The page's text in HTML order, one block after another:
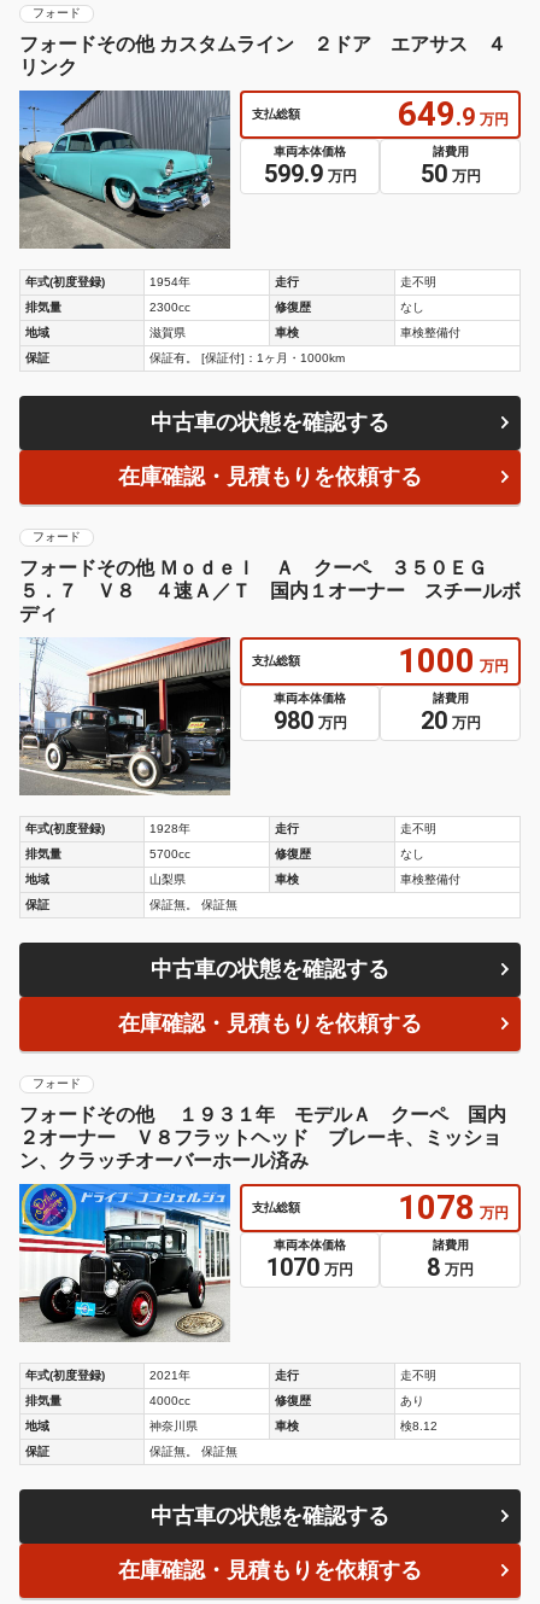
フォード
フォードその他 カスタムライン ２ドア エアサス ４
リンク
支払総額 649.9 万円
車両本体価格
599.9 万円
諸費用
50 万円
年式(初度登録) 1954年 走行
走不明
排気量
2300cc 修復歴
なし
地域
滋賀県 車検
車検整備付
保証
保証有。 [保証付]：1ヶ月・1000km
中古車の状態を確認する
在庫確認・見積もりを依頼する
フォード
フォードその他 Ｍｏｄｅｌ Ａ クーペ ３５０ＥＧ
５．７ Ｖ８ ４速Ａ／Ｔ 国内１オーナー スチールボ
ディ
支払総額 1000 万円
車両本体価格
980 万円
諸費用
20 万円
年式(初度登録) 1928年 走行
走不明
排気量
5700cc 修復歴
なし
地域
山梨県 車検
車検整備付
保証
保証無。 保証無
中古車の状態を確認する
在庫確認・見積もりを依頼する
フォード
フォードその他 １９３１年 モデルＡ クーペ 国内
２オーナー Ｖ８フラットヘッド ブレーキ、ミッショ
ン、クラッチオーバーホール済み
支払総額 1078 万円
車両本体価格
1070 万円
諸費用
8 万円
年式(初度登録) 2021年 走行
走不明
排気量
4000cc 修復歴
あり
地域
神奈川県 車検
検8.12
保証
保証無。 保証無
中古車の状態を確認する
在庫確認・見積もりを依頼する